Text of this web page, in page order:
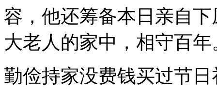
容，他还筹备本日亲自
大老人的家中，相守百年
勤俭持家没费钱买过节